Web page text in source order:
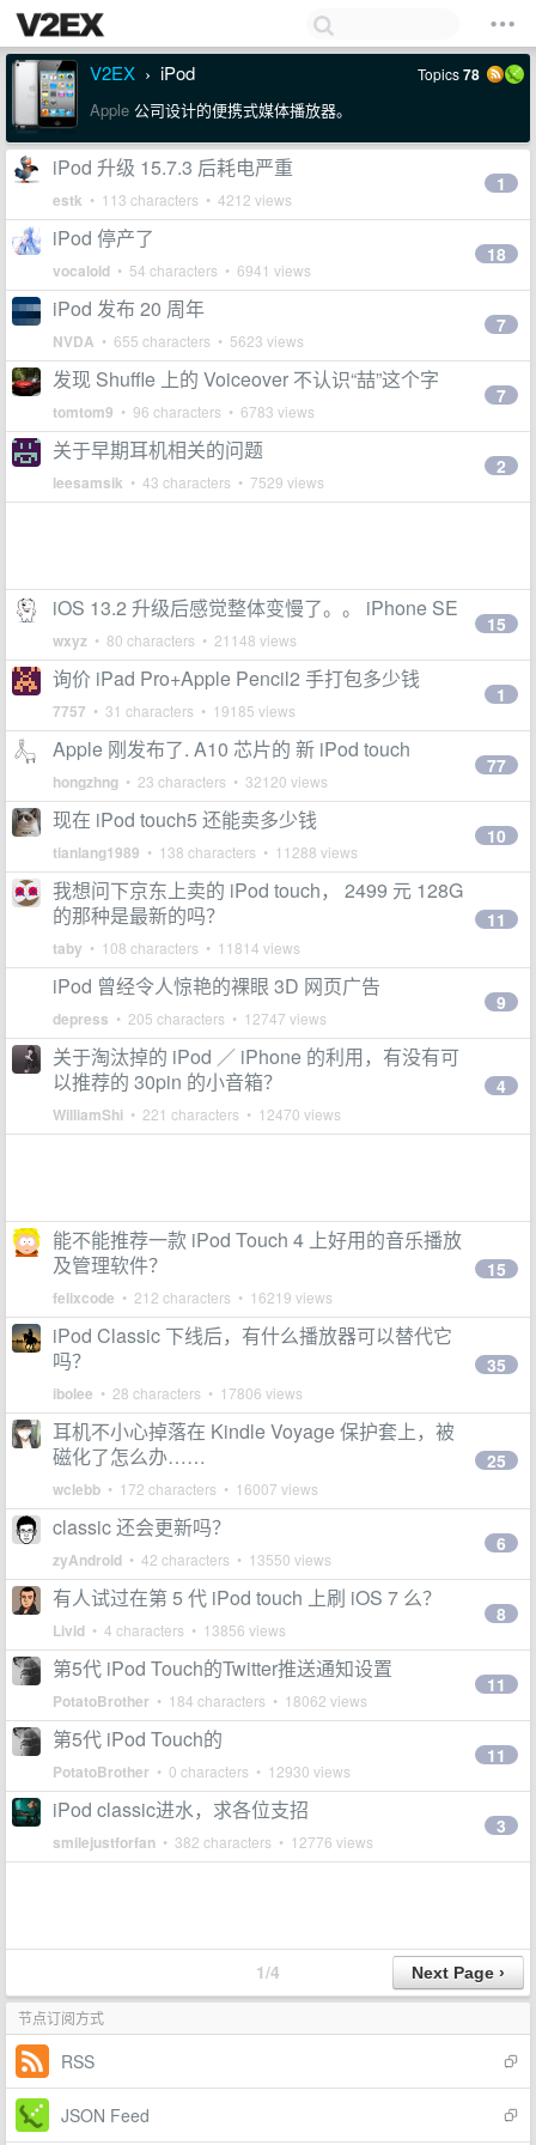
V2EX › iPod Topics78
Apple 公司设计的便携式媒体播放器。
iPod 升级 15.7.3 后耗电严重
estk • 113 characters • 4212 views
1
iPod 停产了
vocaloid • 54 characters • 6941 views
18
iPod 发布 20 周年
NVDA • 655 characters • 5623 views
7
发现 Shuffle 上的 Voiceover 不认识“喆”这个字
tomtom9 • 96 characters • 6783 views
7
关于早期耳机相关的问题
leesamsik • 43 characters • 7529 views
2
iOS 13.2 升级后感觉整体变慢了。。 iPhone SE
wxyz • 80 characters • 21148 views
15
询价 iPad Pro+Apple Pencil2 手打包多少钱
7757 • 31 characters • 19185 views
1
Apple 刚发布了. A10 芯片的 新 iPod touch
hongzhng • 23 characters • 32120 views
77
现在 iPod touch5 还能卖多少钱
tianlang1989 • 138 characters • 11288 views
10
我想问下京东上卖的 iPod touch， 2499 元 128G
的那种是最新的吗？
taby • 108 characters • 11814 views
11
iPod 曾经令人惊艳的裸眼 3D 网页广告
depress • 205 characters • 12747 views
9
关于淘汰掉的 iPod ／ iPhone 的利用，有没有可
以推荐的 30pin 的小音箱？
WilliamShi • 221 characters • 12470 views
4
能不能推荐一款 iPod Touch 4 上好用的音乐播放
及管理软件？
felixcode • 212 characters • 16219 views
15
iPod Classic 下线后，有什么播放器可以替代它
吗？
ibolee • 28 characters • 17806 views
35
耳机不小心掉落在 Kindle Voyage 保护套上，被
磁化了怎么办……
wclebb • 172 characters • 16007 views
25
classic 还会更新吗？
zyAndroid • 42 characters • 13550 views
6
有人试过在第 5 代 iPod touch 上刷 iOS 7 么？
Livid • 4 characters • 13856 views
8
第5代 iPod Touch的Twitter推送通知设置
PotatoBrother • 184 characters • 18062 views
11
第5代 iPod Touch的
PotatoBrother • 0 characters • 12930 views
11
iPod classic进水，求各位支招
smilejustforfan • 382 characters • 12776 views
3
1/4
节点订阅方式
RSS
JSON Feed